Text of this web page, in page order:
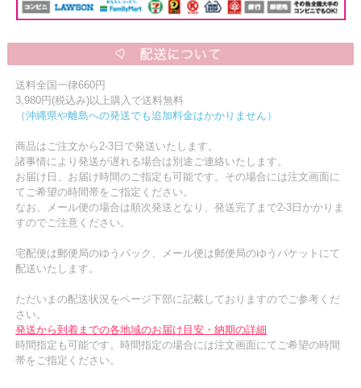
送料全国一律660円
3,980円(税込み)以上購入で送料無料
（沖縄県や離島への発送でも追加料金はかかりません）
商品はご注文から2-3日で発送いたします。
諸事情により発送が遅れる場合は別途ご連絡いたします。
お届け日、お届け時間のご指定も可能です。その場合には注文画面に
てご希望の時間帯をご指定ください。
なお、メール便の場合は順次発送となり、発送完了まで2-3日かかりま
すのでご注意ください。
宅配便は郵便局のゆうパック、メール便は郵便局のゆうパケットにて
配送いたします。
ただいまの配送状況をページ下部に記載しておりますのでご参考くだ
さい。
発送から到着までの各地域のお届け目安・納期の詳細
時間指定も可能です。時間指定の場合には注文画面にてご希望の時間
帯をご指定ください。